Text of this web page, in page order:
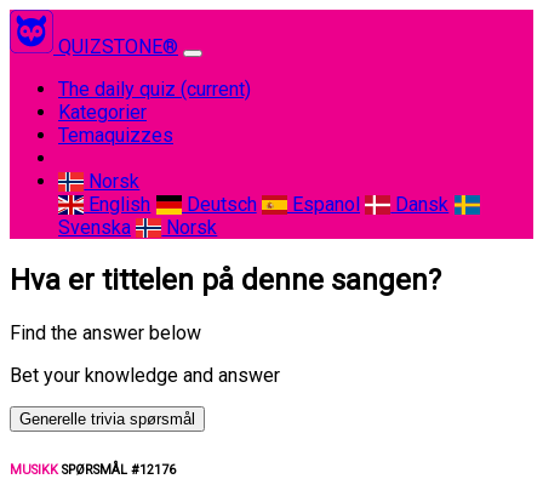
QUIZSTONE®
The daily quiz (current)
Kategorier
Temaquizzes
Norsk
English
Deutsch Espanol
Dansk
Svenska
Norsk
Hva er tittelen på denne sangen?
Find the answer below
Bet your knowledge and answer
Generelle trivia spørsmål
MUSIKKSPØRSMÅL #12176